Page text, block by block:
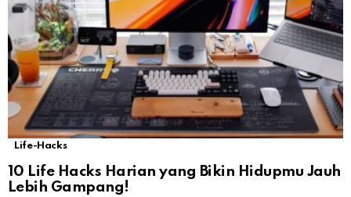
Life-Hacks
10 Life Hacks Harian yang Bikin Hidupmu Jauh
Lebih Gampang!